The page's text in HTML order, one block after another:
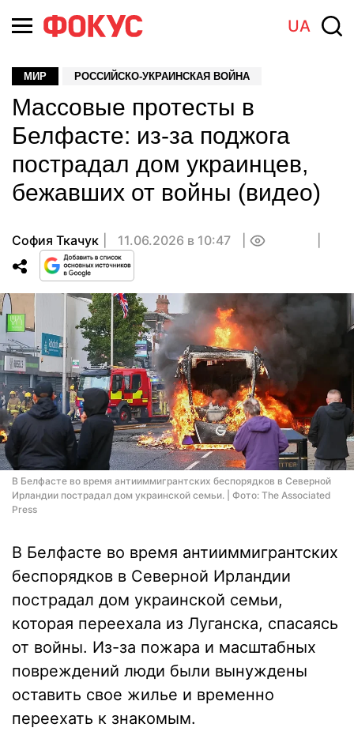
UA
МИР РОССИЙСКО-УКРАИНСКАЯ ВОЙНА
Массовые протесты в
Белфасте: из-за поджога
пострадал дом украинцев,
бежавших от войны (видео)
София Ткачук 11.06.2026 в 10:47
В Белфасте во время антииммигрантских беспорядков в Северной
Ирландии пострадал дом украинской семьи. | Фото: The Associated
Press
В Белфасте во время антииммигрантских
беспорядков в Северной Ирландии
пострадал дом украинской семьи,
которая переехала из Луганска, спасаясь
от войны. Из-за пожара и масштабных
повреждений люди были вынуждены
оставить свое жилье и временно
переехать к знакомым.